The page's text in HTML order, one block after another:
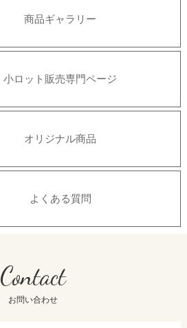
商品ギャラリー
小ロット販売専門ページ
オリジナル商品
よくある質問
Contact
お問い合わせ